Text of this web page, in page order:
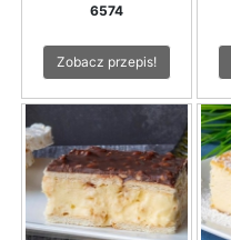
6574
Zobacz przepis!